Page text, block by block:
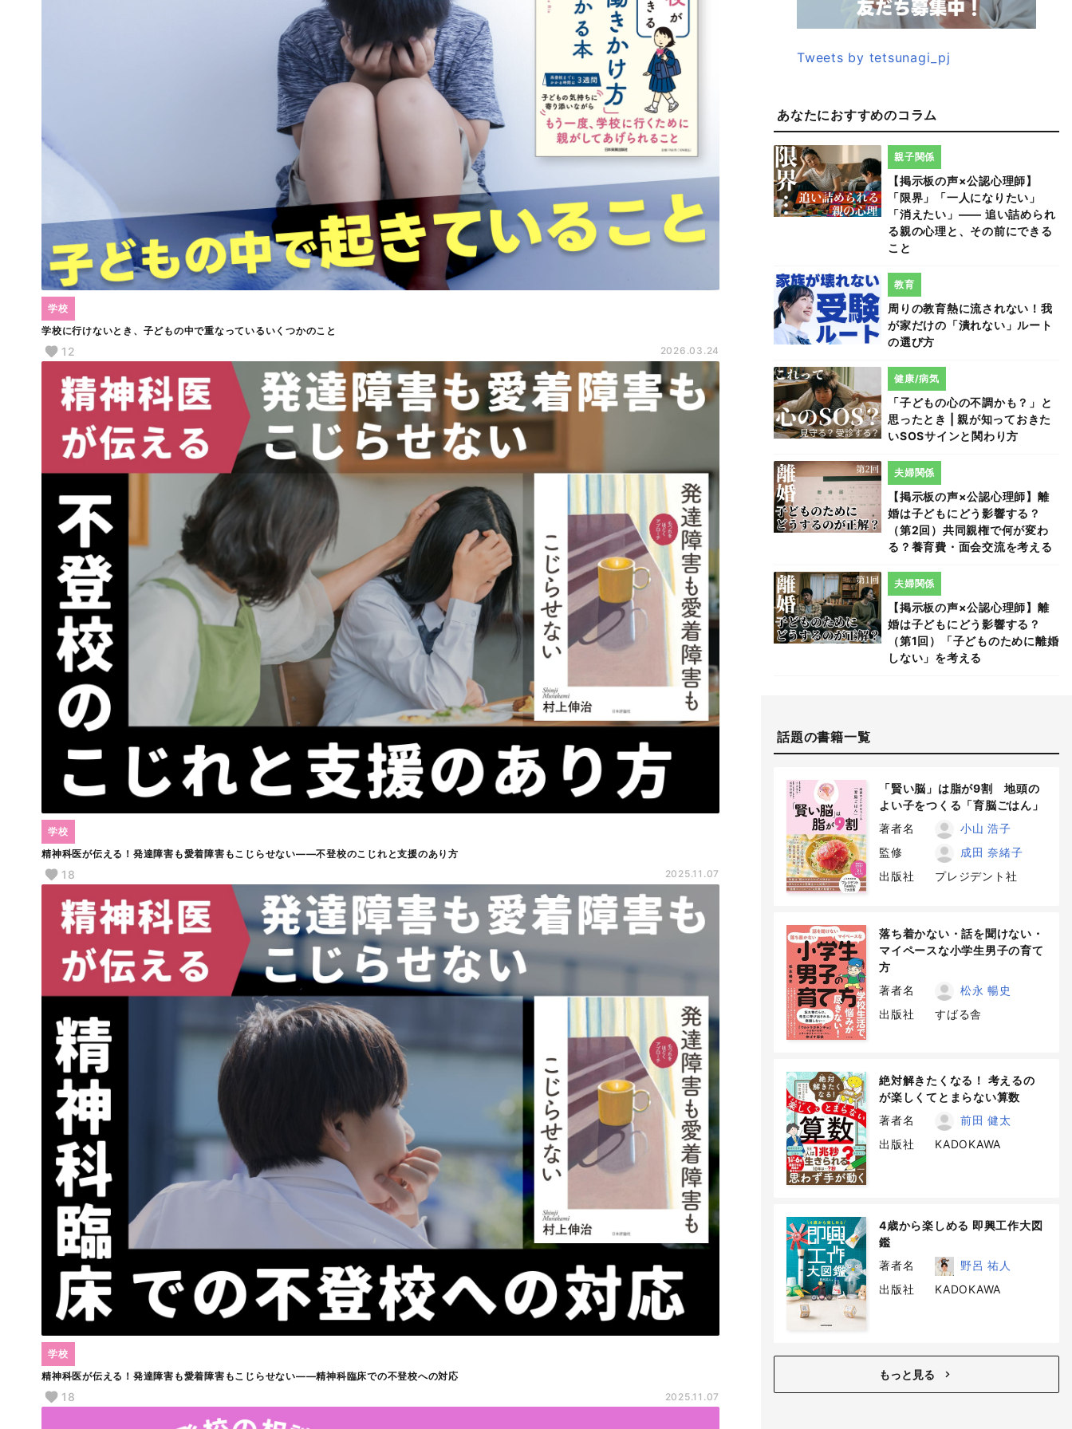
学校に行けないとき、子どもの中で重なっているいくつかのこと
学校
12 2026.03.24
精神科医が伝える！発達障害も愛着障害もこじらせない――不登校のこじれと支援のあり方
学校
18 2025.11.07
精神科医が伝える！発達障害も愛着障害もこじらせない――精神科臨床での不登校への対応
学校
18 2025.11.07
Tweets by tetsunagi_pj
あなたにおすすめのコラム
【掲示板の声×公認心理師】
「限界」「一人になりたい」
「消えたい」―― 追い詰められ
る親の心理と、その前にできる
こと
親子関係
周りの教育熱に流されない！我
が家だけの「潰れない」ルート
の選び方
教育
「子どもの心の不調かも？」と
思ったとき | 親が知っておきた
いSOSサインと関わり方
健康/病気
【掲示板の声×公認心理師】離
婚は子どもにどう影響する？
（第2回）共同親権で何が変わ
る？養育費・面会交流を考える
夫婦関係
【掲示板の声×公認心理師】離
婚は子どもにどう影響する？
（第1回）「子どものために離婚
しない」を考える
夫婦関係
話題の書籍一覧
「賢い脳」は脂が9割 地頭の
よい子をつくる「育脳ごはん」
著者名
小山 浩子
監修
成田 奈緒子
出版社
プレジデント社
落ち着かない・話を聞けない・
マイペースな小学生男子の育て
方
著者名
松永 暢史
出版社
すばる舎
絶対解きたくなる！ 考えるの
が楽しくてとまらない算数
著者名
前田 健太
出版社
KADOKAWA
4歳から楽しめる 即興工作大図
鑑
著者名
野呂 祐人
出版社
KADOKAWA
もっと見る